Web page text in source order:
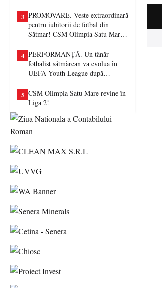
3 PROMOVARE. Veste extraordinară
pentru iubitorii de fotbal din
Sătmar! CSM Olimpia Satu Mare
4 PERFORMANȚĂ. Un tânăr
fotbalist sătmărean va evolua în
UEFA Youth League după
5 CSM Olimpia Satu Mare revine în
Liga 2!